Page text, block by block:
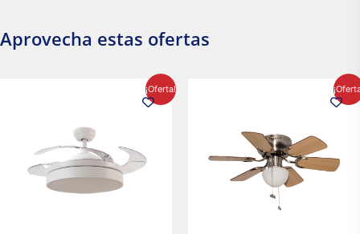
Aprovecha estas ofertas
¡Oferta!
$2,986.97.
precio
actual
$1,450.23.
precio
actual